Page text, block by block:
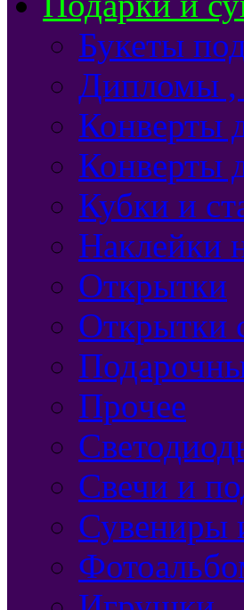
Букеты
Дипломы ,
Конверты
Конверты
Кубки и
Наклейки
Открытки
Открытки
Прочее
Свечи и
Сувениры